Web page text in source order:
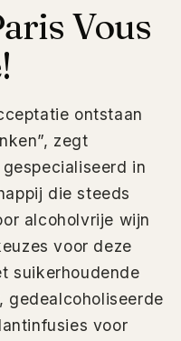
Vous
ontstaan
zegt
in
die steeds
alcoholvrije wijn
voor deze
suikerhoudende
gedealcoholiseerde
voor